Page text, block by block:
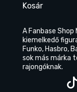
Kosár
A Fanbase
kiemelkedő
Funko, Hasbro,
sok más márka
rajongóknak.